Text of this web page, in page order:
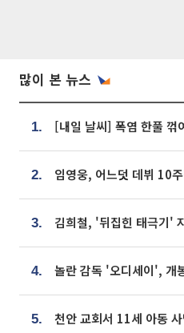
많이 본 뉴스
1.
2.
3.
4.
5.